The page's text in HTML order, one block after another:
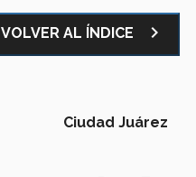
VOLVER AL ÍNDICE navigate_next
Ciudad Juárez